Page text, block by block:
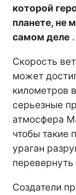
которой
планете, не
самом деле .
Скорость
может
километров
серьезные
атмосфера
чтобы такие
ураган
перевернуть
Создатели